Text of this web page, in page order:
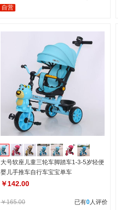
自营
大号软座儿童三轮车脚踏车1-3-5岁轻便
婴儿手推车自行车宝宝单车
￥142.00
￥165.00 已有0人评价